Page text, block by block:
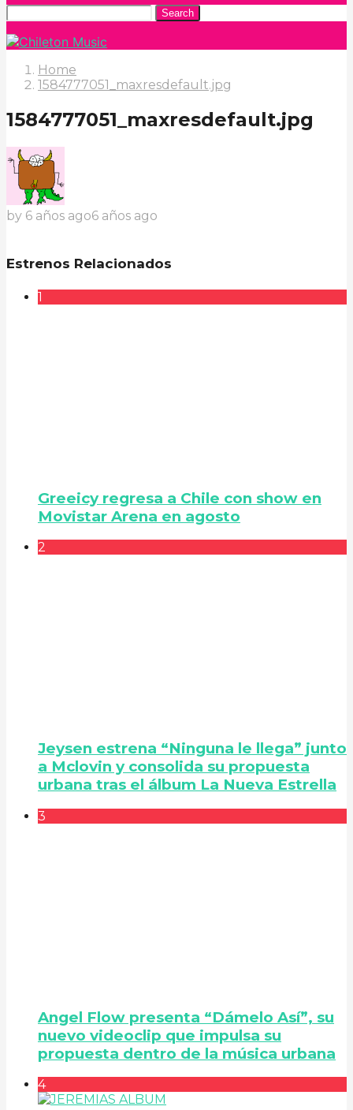
Search
Home
1584777051_maxresdefault.jpg
1584777051_maxresdefault.jpg
by 6 años ago6 años ago
Estrenos Relacionados
1
Greeicy regresa a Chile con show en
Movistar Arena en agosto
2
Jeysen estrena “Ninguna le llega” junto
a Mclovin y consolida su propuesta
urbana tras el álbum La Nueva Estrella
3
Angel Flow presenta “Dámelo Así”, su
nuevo videoclip que impulsa su
propuesta dentro de la música urbana
4